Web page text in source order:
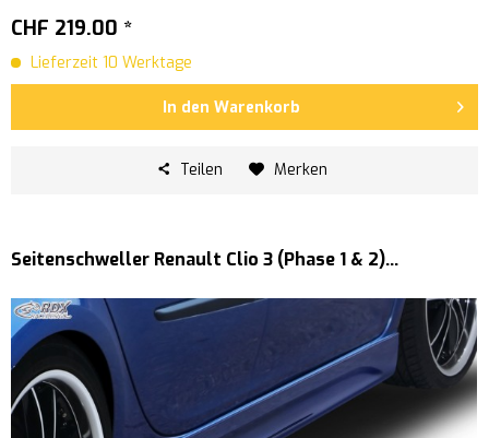
CHF 219.00 *
Lieferzeit 10 Werktage
In den Warenkorb
Teilen Merken
Seitenschweller Renault Clio 3 (Phase 1 & 2)...